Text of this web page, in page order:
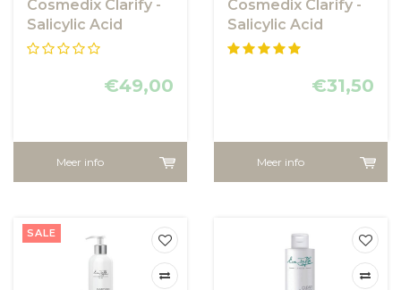
Cosmedix Clarify -
Salicylic Acid
Foaming Cleanser
reinigingsmousse
€49,00
Meer info
Cosmedix Clarify -
Salicylic Acid
Foaming Cleanser
reiningingsmousse
€31,50
Meer info
SALE